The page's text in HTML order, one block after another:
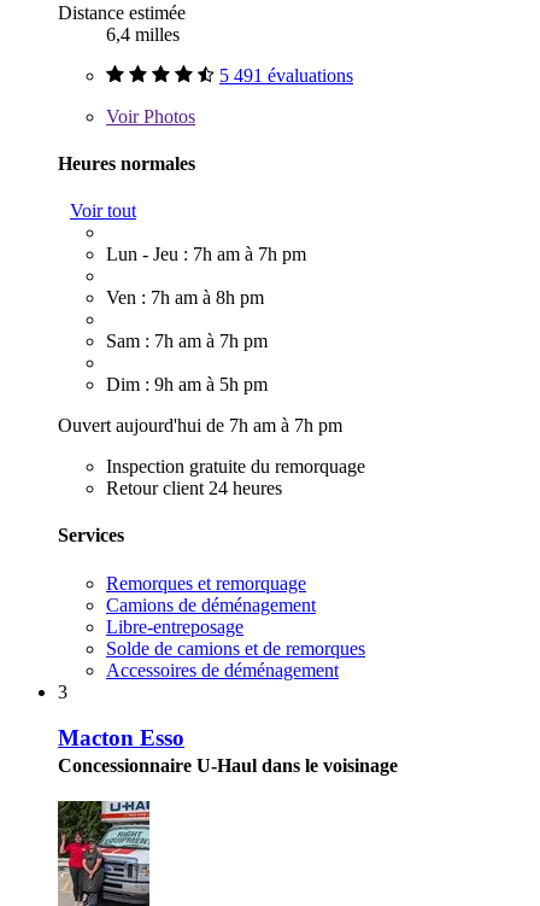
Distance estimée
6,4 milles
5 491 évaluations
VoirPhotos
Heures normales
Voir tout
Lun - Jeu : 7h am à 7h pm
Ven : 7h am à 8h pm
Sam : 7h am à 7h pm
Dim : 9h am à 5h pm
Ouvert aujourd'hui de 7h am à 7h pm
Inspection gratuite du remorquage
Retour client 24 heures
Services
Remorques et remorquage
Camions de déménagement
Libre-entreposage
Solde de camions et de remorques
Accessoires de déménagement
3
Macton Esso
Concessionnaire U-Haul dans le voisinage